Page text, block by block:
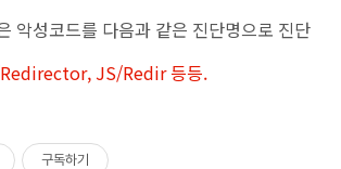
악성코드를 다음과 같은 진단명으로 진단
JS/Redir 등등.
구독하기